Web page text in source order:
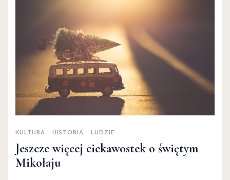
KULTURA HISTORIA LUDZIE
Jeszcze więcej ciekawostek o świętym
Mikołaju